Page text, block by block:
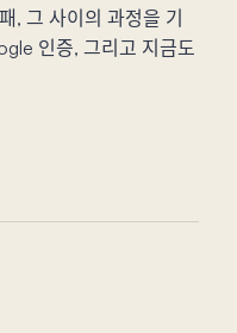
, 그 사이의 과정을 기
인증, 그리고 지금도